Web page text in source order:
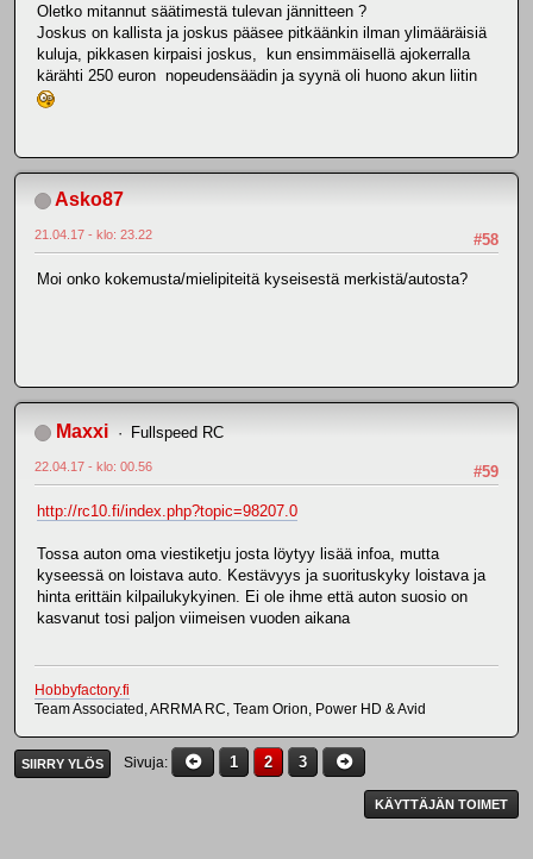
Oletko mitannut säätimestä tulevan jännitteen ?
Joskus on kallista ja joskus pääsee pitkäänkin ilman ylimääräisiä
kuluja, pikkasen kirpaisi joskus, kun ensimmäisellä ajokerralla
kärähti 250 euron nopeudensäädin ja syynä oli huono akun liitin
Asko87
#58
21.04.17 - klo: 23.22
Moi onko kokemusta/mielipiteitä kyseisestä merkistä/autosta?
Maxxi Fullspeed RC
#59
22.04.17 - klo: 00.56
http://rc10.fi/index.php?topic=98207.0
Tossa auton oma viestiketju josta löytyy lisää infoa, mutta
kyseessä on loistava auto. Kestävyys ja suorituskyky loistava ja
hinta erittäin kilpailukykyinen. Ei ole ihme että auton suosio on
kasvanut tosi paljon viimeisen vuoden aikana
Hobbyfactory.fi
Team Associated, ARRMA RC, Team Orion, Power HD & Avid
SIIRRY YLÖS Sivuja 1 2 3
KÄYTTÄJÄN TOIMET